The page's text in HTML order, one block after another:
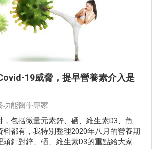
19威脅，提早營養素介入是
功能醫學專家
包括微量元素鋅、硒、維生素D3、魚
都有，我特別整理2020年八月的營養期
針對鋅、硒、維生素D3的重點給大家參